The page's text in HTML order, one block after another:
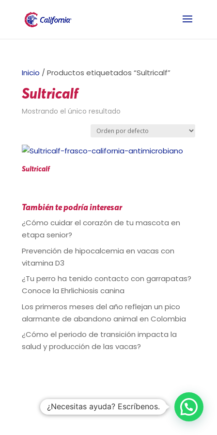
Inicio / Productos etiquetados “Sultricalf”
Sultricalf
Mostrando el único resultado
Sultricalf
También te podría interesar
¿Cómo cuidar el corazón de tu mascota en
etapa senior?
Prevención de hipocalcemia en vacas con
vitamina D3
¿Tu perro ha tenido contacto con garrapatas?
Conoce la Ehrlichiosis canina
Los primeros meses del año reflejan un pico
alarmante de abandono animal en Colombia
¿Cómo el periodo de transición impacta la
salud y producción de las vacas?
¿Necesitas ayuda? Escríbenos.